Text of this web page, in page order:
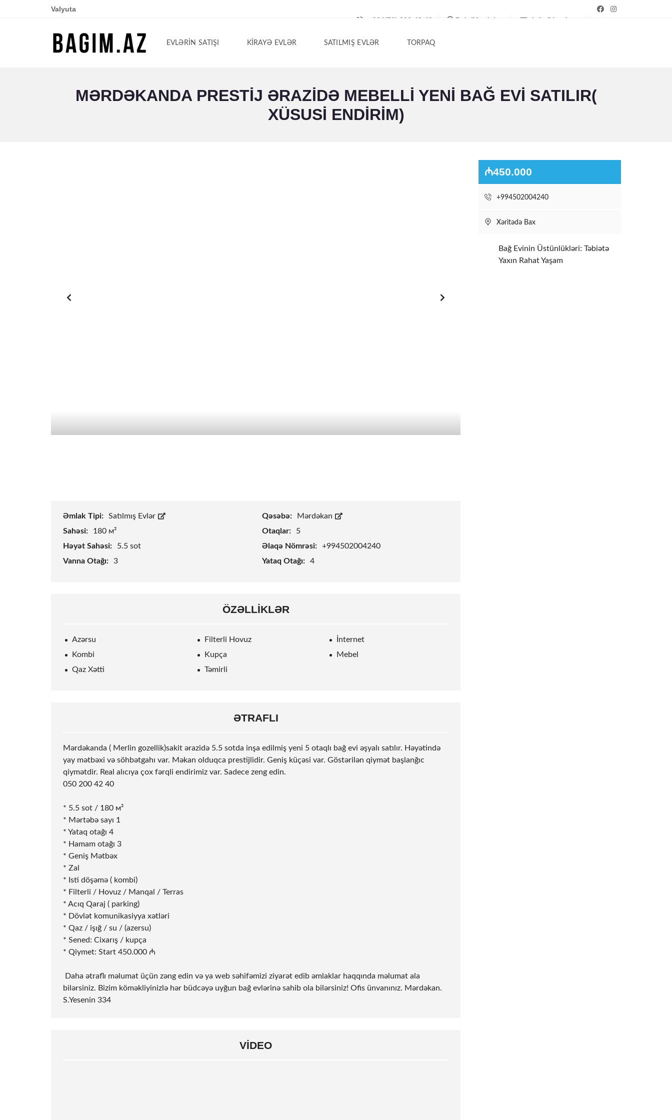
Valyuta
+994(50) 200-42-40
Bakı/Mərdəkan info@bagim.az
EVLƏRIN SATIŞI KIRAYƏ EVLƏR SATILMIŞ EVLƏR TORPAQ
MƏRDƏKANDA PRESTIJ ƏRAZIDƏ MEBELLI YENI BAĞ EVI SATILIR(
XÜSUSI ENDIRIM)
Əmlak Tipi: Satılmış Evlər Qəsəbə:
Mərdəkan
Sahəsi:
180 м² Otaqlar:
5
Həyət Sahəsi:
5.5 sot Əlaqə Nömrəsi:
+994502004240
Vanna Otağı:
3 Yataq Otağı: 4
ÖZƏLLIKLƏR
Azərsu Filterli Hovuz
İnternet
Kombi
Kupça
Mebel
Qaz Xətti
Təmirli
ƏTRAFLI
Mərdəkanda ( Merlin gozellik)sakit ərazidə 5.5 sotda inşa edilmiş yeni 5 otaqlı bağ evi əşyalı satılır. Həyətində
yay mətbəxi və söhbətgahı var. Məkan olduqca prestijlidir. Geniş küçəsi var. Göstərilən qiymət başlanğıc
qiymətdir. Real alıcıya çox fərqli endirimiz var. Sadece zeng edin.
050 200 42 40
* 5.5 sot / 180 м²
* Mərtəbə sayı 1
* Yataq otağı 4
* Hamam otağı 3
* Geniş Mətbəx
* Zal
* Isti döşəmə ( kombi)
* Filterli / Hovuz / Manqal / Terras
* Acıq Qaraj ( parking)
* Dövlət komunikasiyya xətləri
* Qaz / işığ / su / (azersu)
* Sened: Cixarış / kupça
* Qiymet: Start 450.000 ₼
️ Daha ətraflı məlumat üçün zəng edin və ya web səhifəmizi ziyarət edib əmlaklar haqqında məlumat ala
bilərsiniz. Bizim köməkliyinizlə hər büdcəyə uyğun bağ evlərinə sahib ola bilərsiniz! Ofis ünvanınız. Mərdəkan.
S.Yesenin 334
VIDEO
₼450.000
+994502004240
Xəritədə Bax
Bağ Evinin Üstünlükləri: Təbiətə
Yaxın Rahat Yaşam